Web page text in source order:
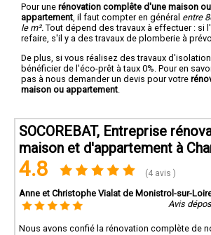
Pour une rénovation complête d'une maison
appartement , il faut compter en général entre
le m². Tout dépend des travaux à effectuer : si
refaire, s'il y a des travaux de plomberie à
De plus, si vous réalisez des travaux
bénéficier de l'éco-prêt à taux 0%. Pour en
pas à nous demander un devis pour votre
maison ou appartement
SOCOREBAT, Entreprise
maison et d'appartement à
4.8 (4 avis )
Anne et Christophe Vialat de Monistrol-sur-
Avis
Nous avons confié la rénovation complète de